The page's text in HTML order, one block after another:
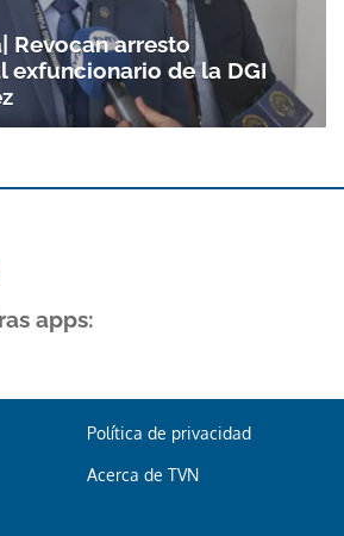
Revocan arresto
exfuncionario de la DGI
apps:
Política de privacidad
Acerca de TVN